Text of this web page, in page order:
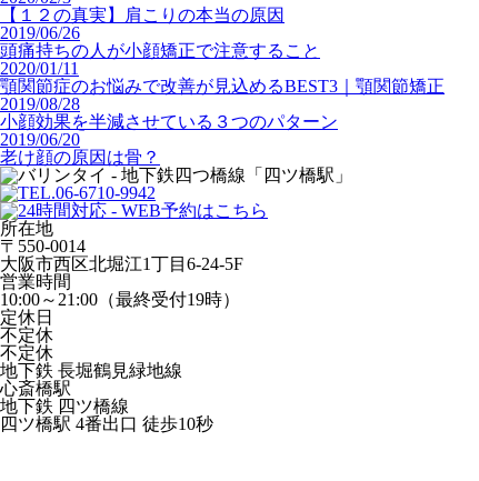
【１２の真実】肩こりの本当の原因
2019/06/26
頭痛持ちの人が小顔矯正で注意すること
2020/01/11
顎関節症のお悩みで改善が見込めるBEST3｜顎関節矯正
2019/08/28
小顔効果を半減させている３つのパターン
2019/06/20
老け顔の原因は骨？
所在地
〒550-0014
大阪市西区北堀江1丁目6-24-5F
営業時間
10:00～21:00（最終受付19時）
定休日
不定休
不定休
地下鉄 長堀鶴見緑地線
心斎橋駅
地下鉄 四ツ橋線
四ツ橋駅 4番出口 徒歩10秒